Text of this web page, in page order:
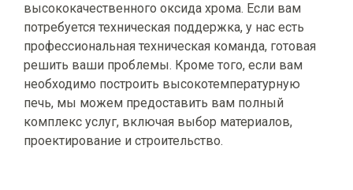
высококачественного оксида хрома. Если вам
потребуется техническая поддержка, у нас есть
профессиональная техническая команда, готовая
решить ваши проблемы. Кроме того, если вам
необходимо построить высокотемпературную
печь, мы можем предоставить вам полный
комплекс услуг, включая выбор материалов,
проектирование и строительство.